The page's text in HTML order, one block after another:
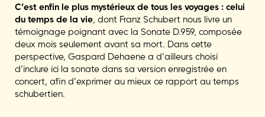
C’est enfin le plus mystérieux de tous les voyages : celui
du temps de la vie, dont Franz Schubert nous livre un
témoignage poignant avec la Sonate D.959, composée
deux mois seulement avant sa mort. Dans cette
perspective, Gaspard Dehaene a d’ailleurs choisi
d’inclure ici la sonate dans sa version enregistrée en
concert, afin d’exprimer au mieux ce rapport au temps
schubertien.